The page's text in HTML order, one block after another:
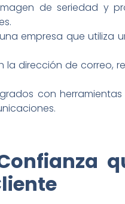
de seriedad y
empresa que utiliza
la dirección de correo,
con